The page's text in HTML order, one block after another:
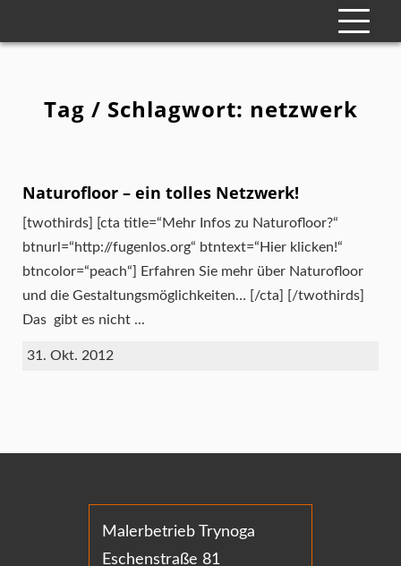
Tag / Schlagwort: netzwerk
Naturofloor – ein tolles Netzwerk!
[twothirds] [cta title=“Mehr Infos zu Naturofloor?“
btnurl=“http://fugenlos.org“ btntext=“Hier klicken!“
btncolor=“peach“] Erfahren Sie mehr über Naturofloor
und die Gestaltungsmöglichkeiten… [/cta] [/twothirds]
Das gibt es nicht ...
31. Okt. 2012
Malerbetrieb Trynoga
Eschenstraße 81